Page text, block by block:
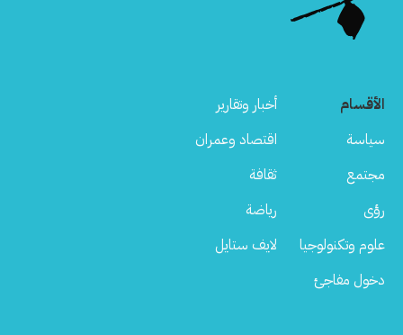
الأقسام
أخبار وتقارير
سياسة
اقتصاد وعمران
مجتمع
ثقافة
رؤى
رياضة
علوم وتكنولوجيا
لايف ستايل
دخول مفاجئ